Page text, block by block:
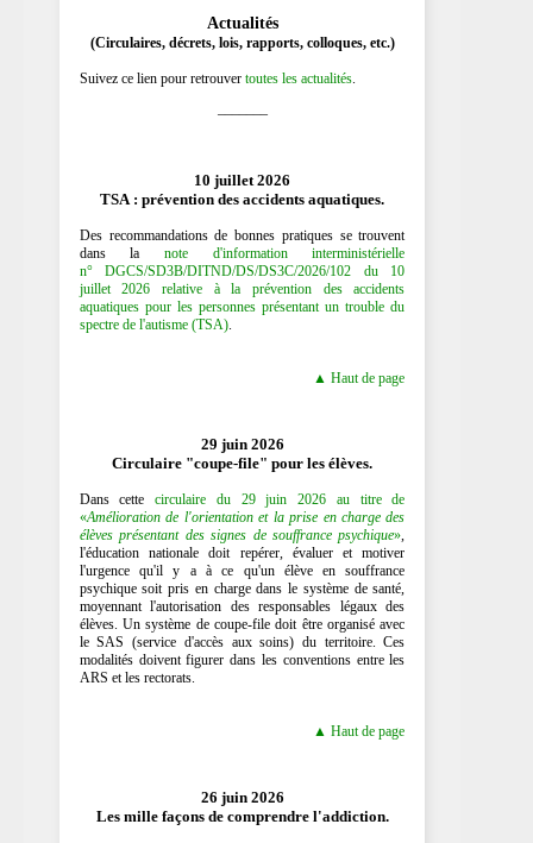
Actualités
(Circulaires, décrets, lois, rapports, colloques, etc.)
Suivez ce lien pour retrouver toutes les actualités.
10 juillet 2026
TSA : prévention des accidents aquatiques.
Des recommandations de bonnes pratiques se trouvent
dans lanote d'information interministérielle
n° DGCS/SD3B/DITND/DS/DS3C/2026/102 du 10
juillet 2026 relative à la prévention des accidents
aquatiques pour les personnes présentant un trouble du
spectre de l'autisme (TSA).
▲ Haut de page
29 juin 2026
Circulaire "coupe-file" pour les élèves.
Dans cettecirculaire du 29 juin 2026 au titre de
«Amélioration de l'orientation et la prise en charge des
élèves présentant des signes de souffrance psychique»,
l'éducation nationale doit repérer, évaluer et motiver
l'urgence qu'il y a à ce qu'un élève en souffrance
psychique soit pris en charge dans le système de santé,
moyennant l'autorisation des responsables légaux des
élèves. Un système de coupe-file doit être organisé avec
le SAS (service d'accès aux soins) du territoire. Ces
modalités doivent figurer dans les conventions entre les
ARS et les rectorats.
▲ Haut de page
26 juin 2026
Les mille façons de comprendre l'addiction.